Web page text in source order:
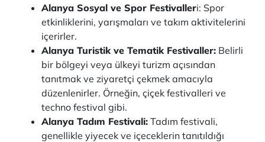
Alanya Sosyal ve Spor Festivalleri: Spor
etkinliklerini, yarışmaları ve takım aktivitelerini
içerirler.
Alanya Turistik ve Tematik Festivaller: Belirli
bir bölgeyi veya ülkeyi turizm açısından
tanıtmak ve ziyaretçi çekmek amacıyla
düzenlenirler. Örneğin, çiçek festivalleri ve
techno festival gibi.
Alanya Tadım Festivali: Tadım festivali,
genellikle yiyecek ve içeceklerin tanıtıldığı